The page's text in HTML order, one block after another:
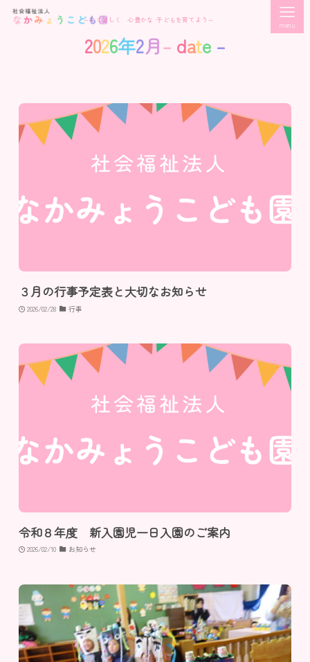
～たくましく 心豊かな 子どもを育てよう～
menu
2026年2月– date –
３月の行事予定表と大切なお知らせ
2026/02/28 行事
令和８年度 新入園児一日入園のご案内
2026/02/10 お知らせ